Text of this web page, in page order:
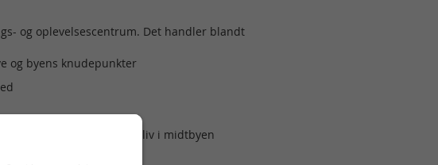
og oplevelsescentrum. Det handler blandt
og byens knudepunkter
kultur- og foreningsliv i midtbyen